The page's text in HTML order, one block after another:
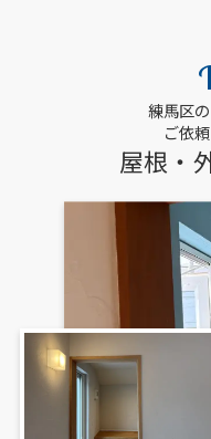
練馬区
ご依
屋根・